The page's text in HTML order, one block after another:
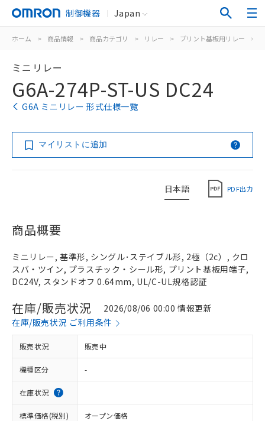
制御機器 Japan
ホーム > 商品情報 > 商品カテゴリ > リレー > プリント基板用リレー >
ミニリレー
G6A-274P-ST-US DC24
G6A ミニリレー 形式仕様一覧
マイリストに追加
日本語 PDF出力
商品概要
ミニリレー, 基準形, シングル･ステイブル形, 2極（2c）, クロ
スバ・ツイン, プラスチック・シール形, プリント基板用端子,
DC24V, スタンドオフ 0.64mm, UL/C-UL規格認証
在庫/販売状況
2026/08/06 00:00 情報更新
在庫/販売状況 ご利用条件
販売状況 販売中
機種区分 -
在庫状況
標準価格(税別) オープン価格